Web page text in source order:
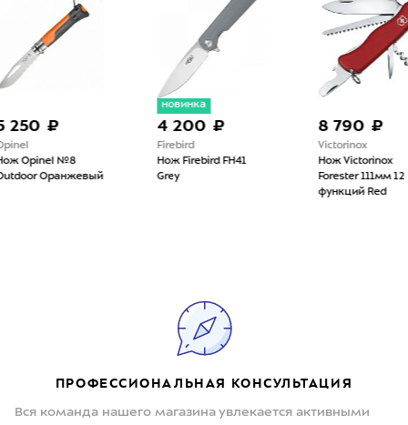
Нож Firebird FH41
Grey
Нож Victorinox
Нож
ПРОФЕССИОНАЛЬНАЯ КОНСУЛЬТАЦИЯ
Вся команда нашего магазина увлекается активными